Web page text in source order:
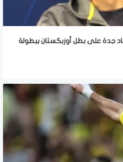
جدة على بطل أوزبكستان ببطولة